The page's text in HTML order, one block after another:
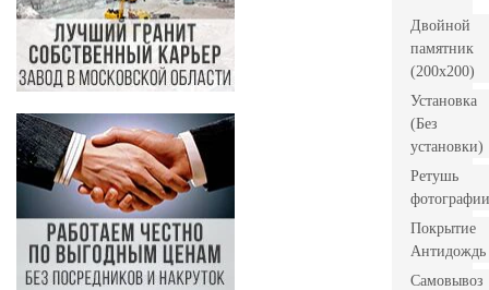
Двойной
памятник
(200х200)
Установка
(Без
установки)
Ретушь
фотографии
Покрытие
Антидождь
Самовывоз